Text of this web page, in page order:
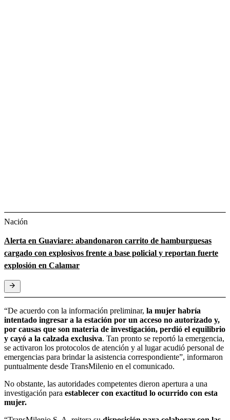
Nación
Alerta en Guaviare: abandonaron carrito de hamburguesas
cargado con explosivos frente a base policial y reportan fuerte
explosión en Calamar
“De acuerdo con la información preliminar, la mujer habría
intentado ingresar a la estación por un acceso no autorizado y,
por causas que son materia de investigación, perdió el equilibrio
y cayó a la calzada exclusiva. Tan pronto se reportó la emergencia,
se activaron los protocolos de atención y al lugar acudió personal de
emergencias para brindar la asistencia correspondiente”, informaron
puntualmente desde TransMilenio en el comunicado.
No obstante, las autoridades competentes dieron apertura a una
investigación para establecer con exactitud lo ocurrido con esta
mujer.